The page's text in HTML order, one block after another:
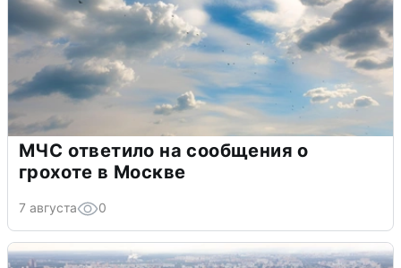
МЧС ответило на сообщения о
грохоте в Москве
7 августа 0